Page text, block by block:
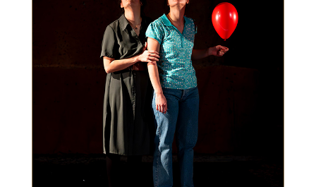
Lundi & Mardi : 14h-18h30
Mercredi : 10h-13h / 14h-18h30
Vendredi : 10h-12h30 / 14h-18h30
SUIVEZ NOTRE ACTUALITÉ